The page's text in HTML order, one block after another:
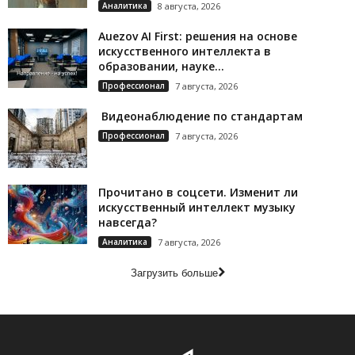
Аналитика 8 августа, 2026
Auezov AI First: решения на основе
искусственного интеллекта в
образовании, науке...
Профессионал 7 августа, 2026
Видеонаблюдение по стандартам
Профессионал 7 августа, 2026
Прочитано в соцсети. Изменит ли
искусственный интеллект музыку
навсегда?
Аналитика 7 августа, 2026
Загрузить больше